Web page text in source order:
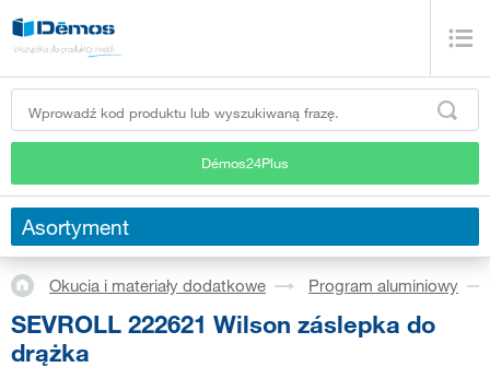
Démos24Plus
Asortyment
Okucia i materiały dodatkowe Program aluminiowy
SEVROLL 222621 Wilson záslepka do
drążka